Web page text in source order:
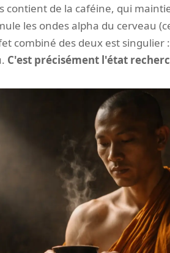
contient de la caféine, qui
les ondes alpha du cerveau
combiné des deux est singulier
C'est précisément l'état